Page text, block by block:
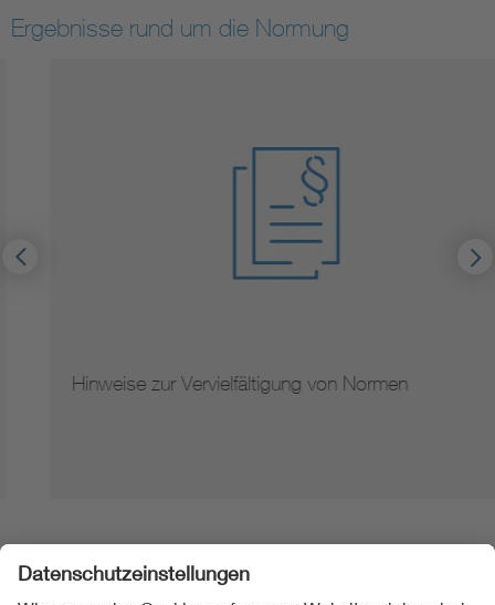
Ergebnisse rund um die Normung
Hinweise zur Vervielfältigung von Normen